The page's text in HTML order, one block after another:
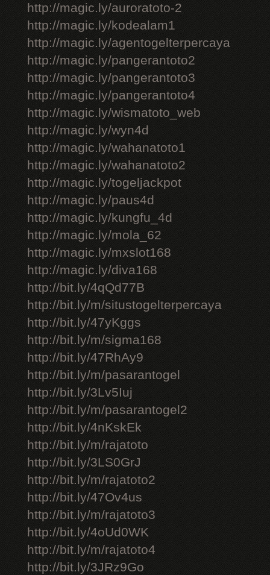
http://magic.ly/auroratoto-2
http://magic.ly/kodealam1
http://magic.ly/agentogelterpercaya
http://magic.ly/pangerantoto2
http://magic.ly/pangerantoto3
http://magic.ly/pangerantoto4
http://magic.ly/wismatoto_web
http://magic.ly/wyn4d
http://magic.ly/wahanatoto1
http://magic.ly/wahanatoto2
http://magic.ly/togeljackpot
http://magic.ly/paus4d
http://magic.ly/kungfu_4d
http://magic.ly/mola_62
http://magic.ly/mxslot168
http://magic.ly/diva168
http://bit.ly/4qQd77B
http://bit.ly/m/situstogelterpercaya
http://bit.ly/47yKggs
http://bit.ly/m/sigma168
http://bit.ly/47RhAy9
http://bit.ly/m/pasarantogel
http://bit.ly/3Lv5Iuj
http://bit.ly/m/pasarantogel2
http://bit.ly/4nKskEk
http://bit.ly/m/rajatoto
http://bit.ly/3LS0GrJ
http://bit.ly/m/rajatoto2
http://bit.ly/47Ov4us
http://bit.ly/m/rajatoto3
http://bit.ly/4oUd0WK
http://bit.ly/m/rajatoto4
http://bit.ly/3JRz9Go